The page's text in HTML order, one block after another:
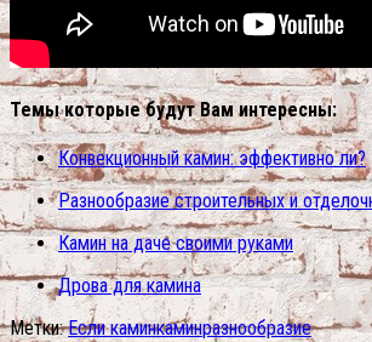
Темы которые будут Вам интересны:
Конвекционный камин: эффективно ли?
Разнообразие строительных и
Камин на даче своими руками
Дрова для камина
Метки: Если каминкаминразнообразие